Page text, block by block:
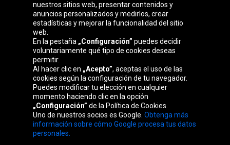
Belgique
republika
France Italia Magyarország Nederland
Österreich Polska
Slovenská
republika
United
Kingdom
nuestros sitios web, presentar contenidos y
anuncios personalizados y medirlos, crear
estadísticas y mejorar la funcionalidad del sitio
web.
En la pestaña „Configuración” puedes decidir
voluntariamente qué tipo de cookies deseas
permitir.
Al hacer clic en „Acepto”, aceptas el uso de las
cookies según la configuración de tu navegador.
Puedes modificar tu elección en cualquier
momento haciendo clic en la opción
„Configuración” de la Política de Cookies.
Uno de nuestros socios es Google. Obtenga más
información sobre cómo Google procesa tus datos
personales.